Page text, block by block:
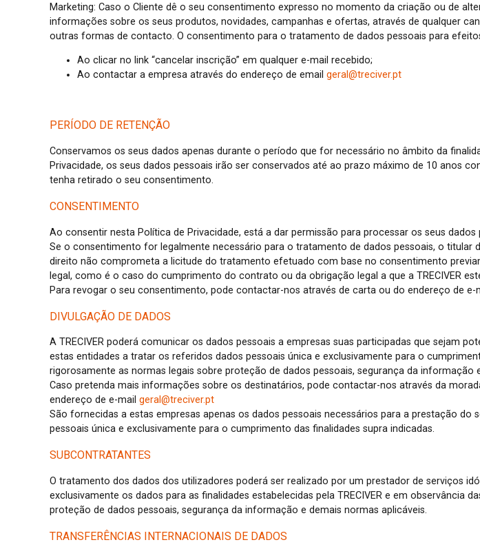
Marketing: Caso o Cliente dê o seu consentimento expresso no momento da criação ou de
informações sobre os seus produtos, novidades, campanhas e ofertas, através de qualquer
outras formas de contacto. O consentimento para o tratamento de dados pessoais para
Ao clicar no link “cancelar inscrição” em qualquer e-mail recebido;
Ao contactar a empresa através do endereço de email geral@treciver.pt
PERÍODO DE RETENÇÃO
Conservamos os seus dados apenas durante o período que for necessário no âmbito da
Privacidade, os seus dados pessoais irão ser conservados até ao prazo máximo de 10 anos
tenha retirado o seu consentimento.
CONSENTIMENTO
Ao consentir nesta Política de Privacidade, está a dar permissão para processar os seus
Se o consentimento for legalmente necessário para o tratamento de dados pessoais, o
direito não comprometa a licitude do tratamento efetuado com base no consentimento
legal, como é o caso do cumprimento do contrato ou da obrigação legal a que a TRECIVER
Para revogar o seu consentimento, pode contactar-nos através de carta ou do endereço de e-
DIVULGAÇÃO DE DADOS
A TRECIVER poderá comunicar os dados pessoais a empresas suas participadas que sejam
estas entidades a tratar os referidos dados pessoais única e exclusivamente para o
rigorosamente as normas legais sobre proteção de dados pessoais, segurança da informação
Caso pretenda mais informações sobre os destinatários, pode contactar-nos através da
endereço de e-mail geral@treciver.pt
São fornecidas a estas empresas apenas os dados pessoais necessários para a prestação
pessoais única e exclusivamente para o cumprimento das finalidades supra indicadas.
SUBCONTRATANTES
O tratamento dos dados dos utilizadores poderá ser realizado por um prestador de serviços
exclusivamente os dados para as finalidades estabelecidas pela TRECIVER e em
proteção de dados pessoais, segurança da informação e demais normas aplicáveis.
TRANSFERÊNCIAS INTERNACIONAIS DE DADOS